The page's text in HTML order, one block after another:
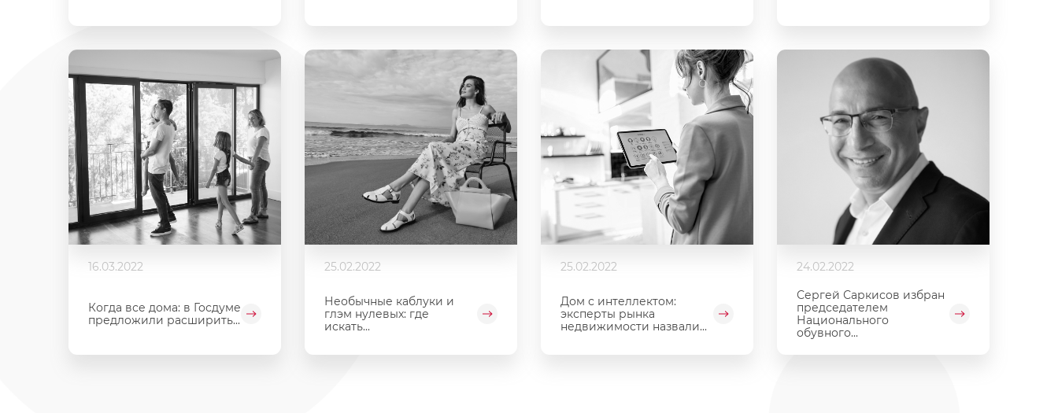
16.03.2022
Когда все дома: в Госдуме
предложили расширить...
25.02.2022
Необычные каблуки и
глэм нулевых: где
искать...
25.02.2022
Дом с интеллектом:
эксперты рынка
недвижимости назвали...
24.02.2022
Сергей Саркисов избран
председателем
Национального
обувного...